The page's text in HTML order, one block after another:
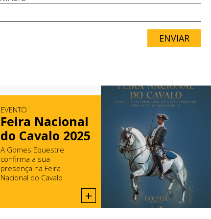
ENVIAR
EVENTO
Feira Nacional
do Cavalo 2025
A Gomes Equestre
confirma a sua
presença na Feira
Nacional do Cavalo
+